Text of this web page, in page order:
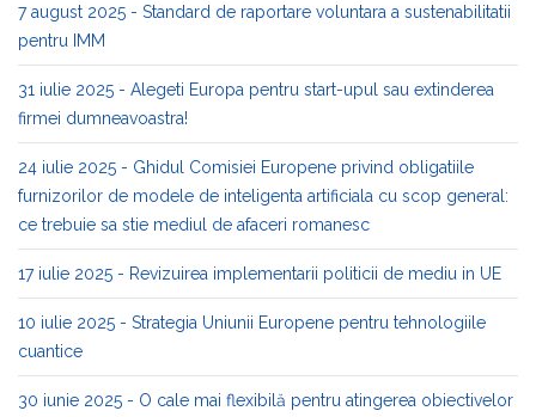
7 august 2025 - Standard de raportare voluntara a sustenabilitatii
pentru IMM
31 iulie 2025 - Alegeti Europa pentru start-upul sau extinderea
firmei dumneavoastra!
24 iulie 2025 - Ghidul Comisiei Europene privind obligatiile
furnizorilor de modele de inteligenta artificiala cu scop general:
ce trebuie sa stie mediul de afaceri romanesc
17 iulie 2025 - Revizuirea implementarii politicii de mediu in UE
10 iulie 2025 - Strategia Uniunii Europene pentru tehnologiile
cuantice
30 iunie 2025 - O cale mai flexibilă pentru atingerea obiectivelor